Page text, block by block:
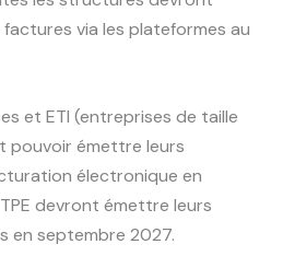
via les plateformes au
et ETI (entreprises de taille
pouvoir émettre leurs
électronique en
devront émettre leurs
en septembre 2027.